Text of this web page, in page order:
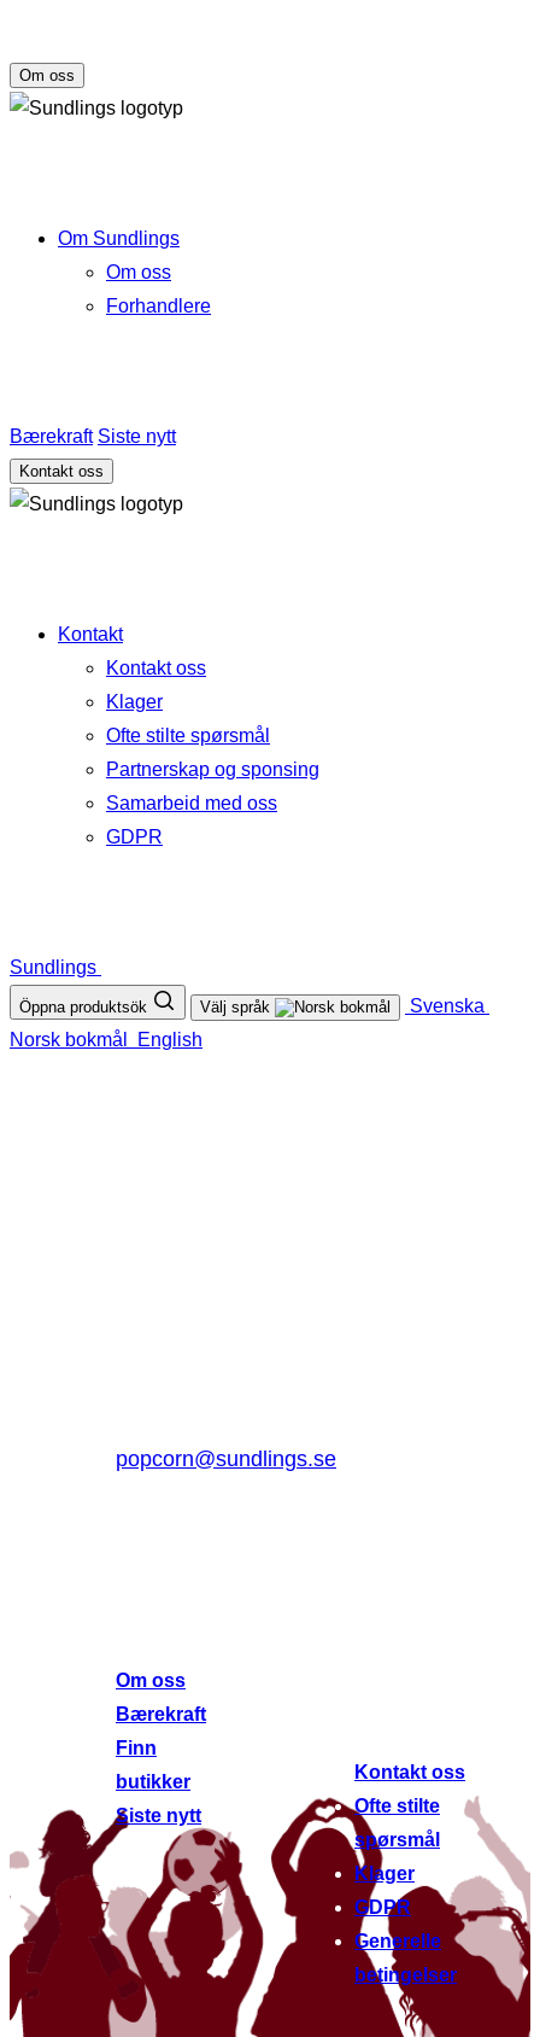
Om oss
Om Sundlings
Om oss
Forhandlere
Bærekraft Siste nytt
Kontakt oss
Kontakt
Kontakt oss
Klager
Ofte stilte spørsmål
Partnerskap og sponsing
Samarbeid med oss
GDPR
Sundlings
Öppna produktsök Välj språk
Svenska
Norsk bokmål
English
popcorn@sundlings.se
Om oss
Bærekraft
Finn
butikker
Siste nytt
Kontakt oss
Ofte stilte
spørsmål
Klager
GDPR
Generelle
betingelser